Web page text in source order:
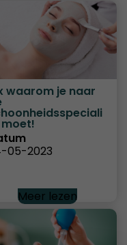
waarom je naar
05-2023
Meer lezen